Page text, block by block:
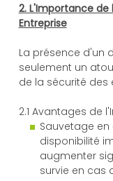
2. L'Importance de
Entreprise
La présence d'un
seulement un
de la sécurité des
2.1 Avantages de
Sauvetage
disponibilité
augmenter
survie en cas